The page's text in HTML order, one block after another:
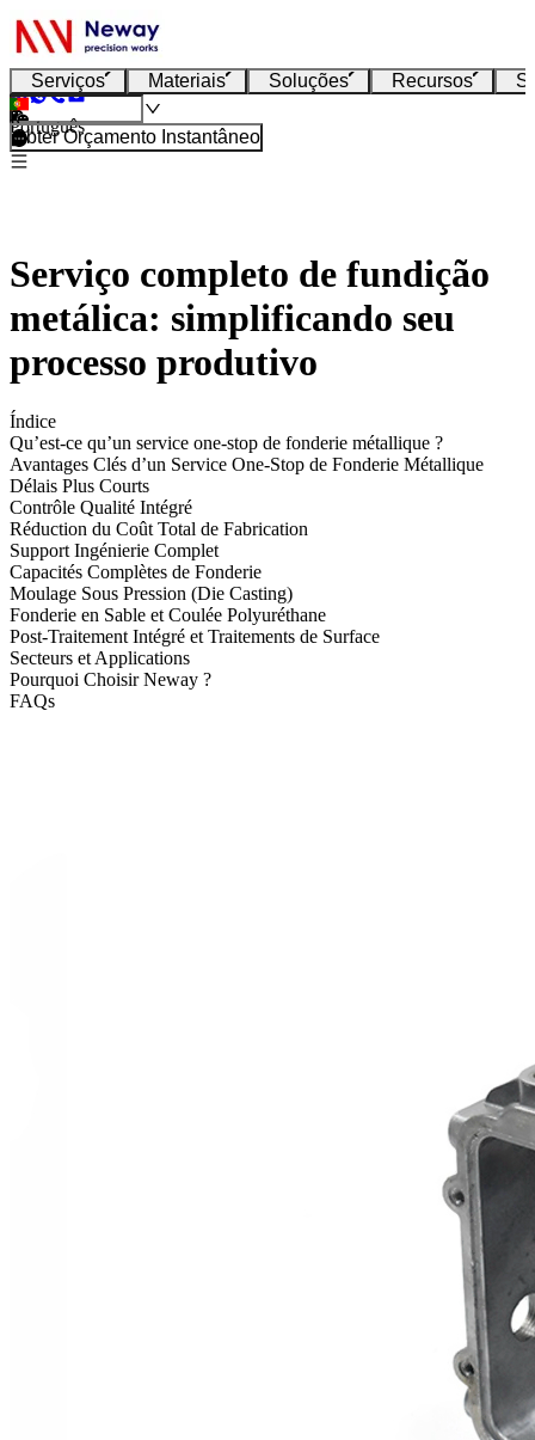
Serviços Materiais Soluções Recursos
Português
Obter Orçamento Instantâneo
Serviço completo de fundição
metálica: simplificando seu
processo produtivo
Índice
Qu’est-ce qu’un service one-stop de fonderie métallique ?
Avantages Clés d’un Service One-Stop de Fonderie Métallique
Délais Plus Courts
Contrôle Qualité Intégré
Réduction du Coût Total de Fabrication
Support Ingénierie Complet
Capacités Complètes de Fonderie
Moulage Sous Pression (Die Casting)
Fonderie en Sable et Coulée Polyuréthane
Post-Traitement Intégré et Traitements de Surface
Secteurs et Applications
Pourquoi Choisir Neway ?
FAQs